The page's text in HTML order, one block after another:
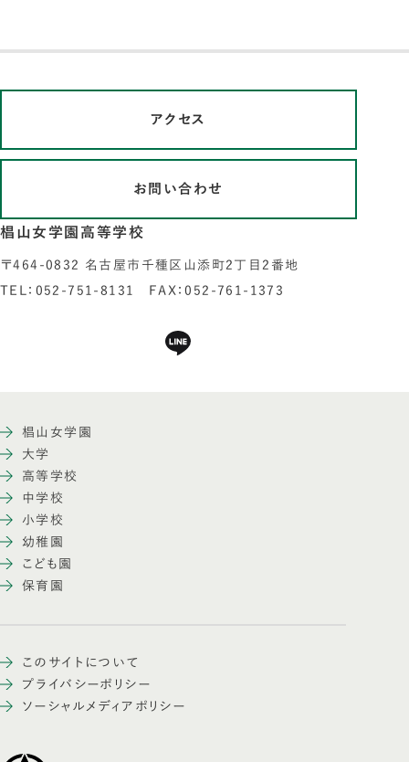
アクセス
お問い合わせ
椙山女学園高等学校
〒464-0832 名古屋市千種区山添町2丁目2番地
TEL：052-751-8131 FAX：052-761-1373
椙山女学園
大学
高等学校
中学校
小学校
幼稚園
こども園
保育園
このサイトについて
プライバシーポリシー
ソーシャルメディアポリシー